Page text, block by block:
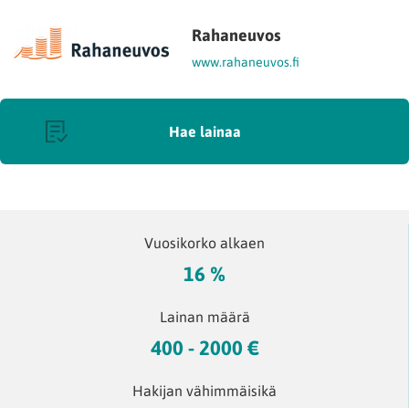
Rahaneuvos
www.rahaneuvos.fi
Hae lainaa
Vuosikorko alkaen
16 %
Lainan määrä
400 - 2000 €
Hakijan vähimmäisikä